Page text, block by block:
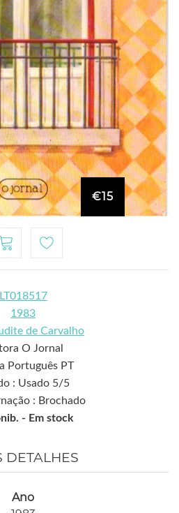
€15
LT018517
1983
de Carvalho
O Jornal
Português PT
: Usado 5/5
: Brochado
- Em stock
DETALHES
Ano